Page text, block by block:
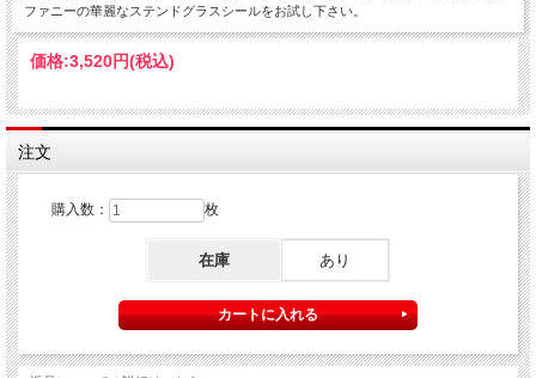
ファニーの華麗なステンドグラスシールをお試し下さい。
価格:3,520円(税込)
注文
購入数： 枚
在庫 あり